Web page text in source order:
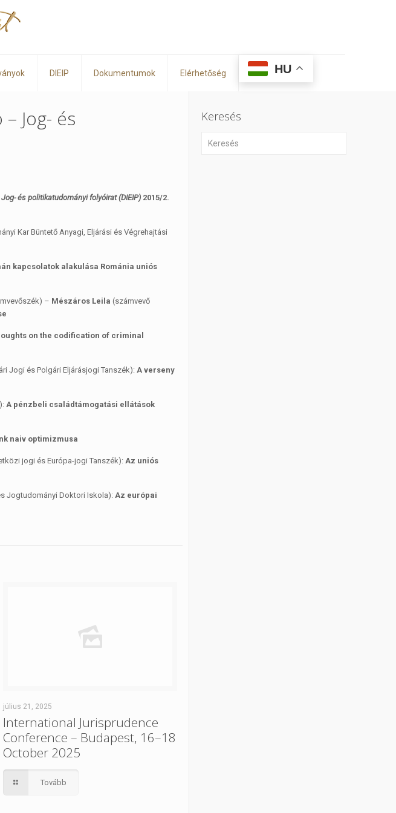
DIEIP Dokumentumok Elérhetőség HU
Jog- és
és politikatudományi folyóirat (DIEIP) 2015/2.
Kar Büntető Anyagi, Eljárási és Végrehajtási
kapcsolatok alakulása Románia uniós
– Mészáros Leila (számvevő
on the codification of criminal
Jogi és Polgári Eljárásjogi Tanszék):A verseny
A pénzbeli családtámogatási ellátások
naiv optimizmusa
jogi és Európa-jogi Tanszék):Az uniós
Jogtudományi Doktori Iskola):Az európai
július 21, 2025
International Jurisprudence
Conference – Budapest, 16–18
October 2025
Tovább
Keresés